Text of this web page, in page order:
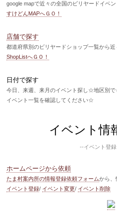
google mapで近々の全国のビリヤードイベ
すけどんMAPへＧＯ！
店舗で探す
都道府県別のビリヤードショップ一覧から
ShopListへＧＯ！
日付で探す
今日、来週、来月のイベント探し☆地区別
イベント一覧を確認してください☆
イベント情
--イベント登
ホームページから依頼
たま村案内所の情報登録依頼フォームから
イベント登録/ イベント変更/ イベント削除